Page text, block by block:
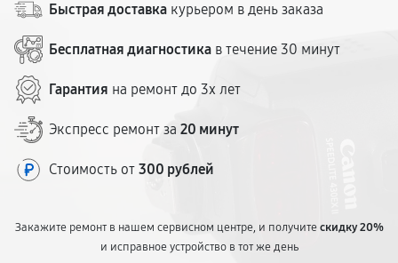
Быстрая доставка курьером в день заказа
Бесплатная диагностика в течение 30 минут
Гарантия на ремонт до 3х лет
Экспресс ремонт за 20 минут
Стоимость от 300 рублей
Закажите ремонт в нашем сервисном центре, и получитескидку 20%
и исправное устройство в тот же день